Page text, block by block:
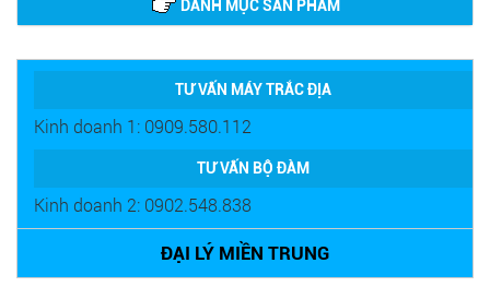
DANH MỤC SẢN PHẨM
TƯ VẤN MÁY TRẮC ĐỊA
Kinh doanh 1: 0909.580.112
TƯ VẤN BỘ ĐÀM
Kinh doanh 2: 0902.548.838
ĐẠI LÝ MIỀN TRUNG